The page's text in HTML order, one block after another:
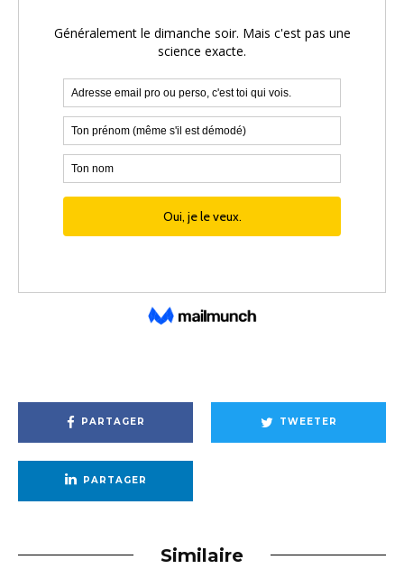
PARTAGER TWEETER
PARTAGER
Similaire